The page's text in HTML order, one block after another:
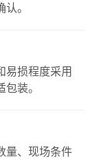
。
易损程度采用
装。
量、现场条件